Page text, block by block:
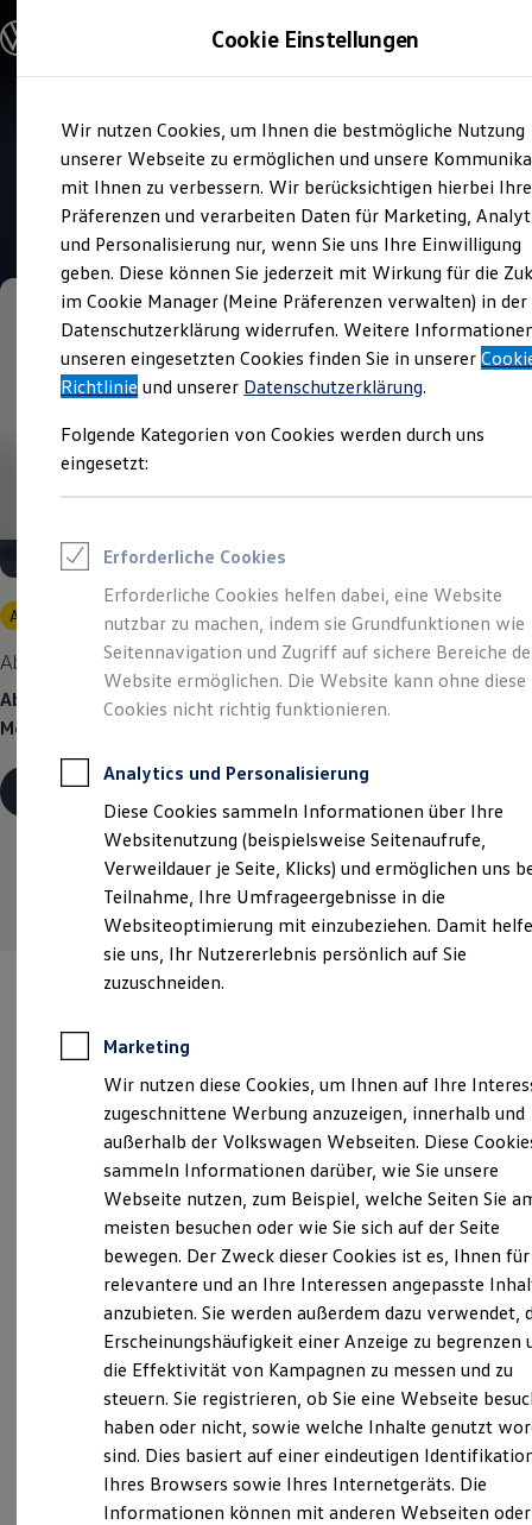
Hauptinhalt
springen
Footer
springen
Modelle und Konfigurator
Modelle vergleichen
Elektroautos
ENERGY Sondermodelle
Nutzfahrzeuge
SUV und CUV
Familienautos
Kombis
Kompaktwagen
Sportwagen
Schnell verfügbare Fahrzeuge
Angebote und Produkte
Aktuelle Angebote
E-Auto-Förderung
Volkswagen Marktplatz
Junge Gebrauchtwagen und Gebrauchtwagen
Volkswagen Zertifizierte Gebrauchtwagen
Zubehör- und Serviceangebote
Leasing
Leasing-Angebote
Gebrauchtwagen Leasing
Junge Gebrauchtwagen-Leasing
Elektroauto Leasing
Kleinwagen-Leasing
Leasing ohne Anzahlung
Finanzierung
Kfz-Versicherung
Restschuldversicherungen
Garantien
Wartungsverträge
Geschäftskunden
Professional Class bei Volkswagen
Großkunden
Behörden
Direktkunden
Sonderfahrzeuge
Anpfiff zum Gewinn
Elektroautos
ID. Tutorials
Elektrofahrzeugkonzepte
Reichweite
Reichweite der ID. Modelle
Reichweite im Winter
Laden
Laden unterwegs
Laden Zuhause
Ladestationen finden
Ladezeitensimulator
Batterie
Sicherheit
Garantie und Lebensdauer
Nachhaltigkeit
Technologie
Kosten und Kauf
Verbrauchskosten
Kaufoptionen
E-Auto-Förderung
Software und Konnektivität
Verkauf und Service
Autohaus Lütten-Klein
4.6| 326 Bewertungen
Angebot gültig bis 30.09.2026 Privatkunden
Abenteuer Leben. Der Tiguan ENERGY.
Ab 269,00 €
mtl. leasen | 5.449,00 € Sonderzahlung | 48
Monate Laufzeit | Jährliche Fahrleistung: 10.000 km
Details ansehen
Verantwortlich für die Inhalte auf dieser Seite ist die Autohaus
Lütten-Klein GmbH (Impressum & Rechtliches )
Trelleborger Straße 3, 18107 Rostock
info@luetten-klein.de
+49 38177629-0
Montag-Freitag 07:00-18:00 Uhr
Samstag
08:00- 12:00 Uhr
Sonntag
Geschlossen
Cookie Einstellungen
Wir nutzen Cookies, um Ihnen die bestmögliche Nutzung
unserer Webseite zu ermöglichen und unsere
mit Ihnen zu verbessern. Wir berücksichtigen hierbei Ihre
Präferenzen und verarbeiten Daten für Marketing,
und Personalisierung nur, wenn Sie uns Ihre Einwilligung
geben. Diese können Sie jederzeit mit Wirkung für die
im Cookie Manager (Meine Präferenzen verwalten) in der
Datenschutzerklärung widerrufen. Weitere
unseren eingesetzten Cookies finden Sie in unserer
Richtlinie und unserer Datenschutzerklärung.
Folgende Kategorien von Cookies werden durch uns
eingesetzt:
Erforderliche Cookies
Erforderliche Cookies helfen dabei, eine Website
nutzbar zu machen, indem sie Grundfunktionen wie
Seitennavigation und Zugriff auf sichere Bereiche
Website ermöglichen. Die Website kann ohne diese
Cookies nicht richtig funktionieren.
Analytics und Personalisierung
Diese Cookies sammeln Informationen über Ihre
Websitenutzung (beispielsweise Seitenaufrufe,
Verweildauer je Seite, Klicks) und ermöglichen uns
Teilnahme, Ihre Umfrageergebnisse in die
Websiteoptimierung mit einzubeziehen. Damit
sie uns, Ihr Nutzererlebnis persönlich auf Sie
zuzuschneiden.
Marketing
Wir nutzen diese Cookies, um Ihnen auf Ihre
zugeschnittene Werbung anzuzeigen, innerhalb und
außerhalb der Volkswagen Webseiten. Diese
sammeln Informationen darüber, wie Sie unsere
Webseite nutzen, zum Beispiel, welche Seiten Sie
meisten besuchen oder wie Sie sich auf der Seite
bewegen. Der Zweck dieser Cookies ist es, Ihnen für
relevantere und an Ihre Interessen angepasste
anzubieten. Sie werden außerdem dazu verwendet,
Erscheinungshäufigkeit einer Anzeige zu begrenzen
die Effektivität von Kampagnen zu messen und zu
steuern. Sie registrieren, ob Sie eine Webseite
haben oder nicht, sowie welche Inhalte genutzt
sind. Dies basiert auf einer eindeutigen
Ihres Browsers sowie Ihres Internetgeräts. Die
Informationen können mit anderen Webseiten oder